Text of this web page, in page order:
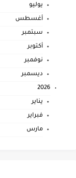
يوليو
أغسطس
سبتمبر
أكتوبر
نوفمبر
ديسمبر
2026
يناير
فبراير
مارس